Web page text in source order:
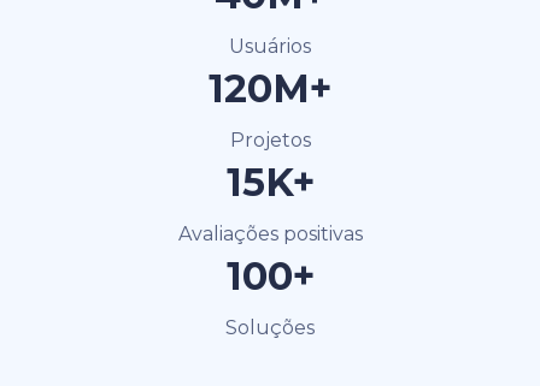
Usuários
120M+
Projetos
15K+
Avaliações positivas
100+
Soluções